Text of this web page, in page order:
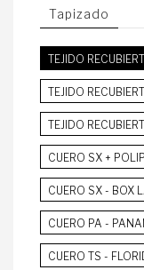
Tapizado
TEJIDO
TEJIDO
TEJIDO
CUERO SX +
CUERO SX - BOX
CUERO PA -
CUERO TS -